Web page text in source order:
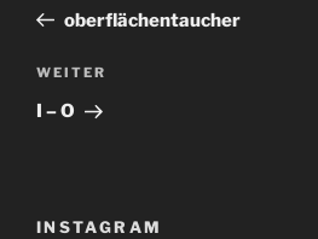
Beitrag
oberflächentaucher
Nächster
Beitrag
WEITER
I – O
INSTAGRAM